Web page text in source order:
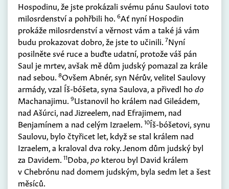
Hospodinu, že jste prokázali svému pánu Saulovi toto
milosrdenství a pohřbili ho. 6Ať nyní Hospodin
prokáže milosrdenství a věrnost vám a také já vám
budu prokazovat dobro, že jste to učinili. 7Nyní
posilněte své ruce a buďte udatní, protože váš pán
Saul je mrtev, avšak mě dům judský pomazal za krále
nad sebou. 8Ovšem Abnér, syn Nérův, velitel Saulovy
armády, vzal Íš-bóšeta, syna Saulova, a přivedl hodo
Machanajimu. 9Ustanovil ho králem nad Gileádem,
nad Ašúrci, nad Jizreelem, nad Efrajimem, nad
Benjamínem a nad celým Izraelem. 10Íš-bóšetovi, synu
Saulovu, bylo čtyřicet let, když se stal králem nad
Izraelem, a kraloval dva roky. Jenom dům judský byl
za Davidem. 11Doba,po kterou byl David králem
v Chebrónu nad domem judským, byla sedm let a šest
měsíců.